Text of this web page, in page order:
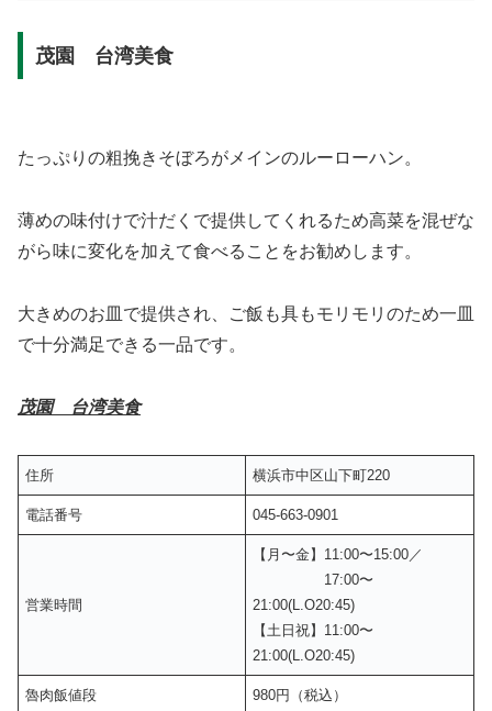
茂園 台湾美食
たっぷりの粗挽きそぼろがメインのルーローハン。
薄めの味付けで汁だくで提供してくれるため高菜を混ぜな
がら味に変化を加えて食べることをお勧めします。
大きめのお皿で提供され、ご飯も具もモリモリのため一皿
で十分満足できる一品です。
茂園 台湾美食
住所 横浜市中区山下町220
電話番号 045-663-0901
営業時間
【月〜金】11:00〜15:00／
17:00〜
21:00(L.O20:45)
【土日祝】11:00〜
21:00(L.O20:45)
魯肉飯値段 980円（税込）